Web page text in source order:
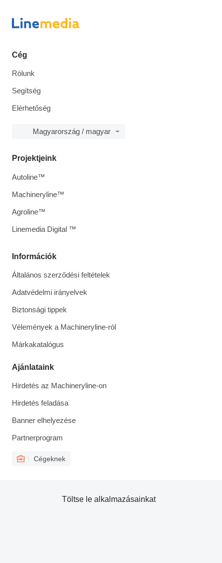
Cég
Rólunk
Segítség
Elérhetőség
Magyarország / magyar
Információk
Általános szerződési feltételek
Adatvédelmi irányelvek
Biztonsági tippek
Vélemények a Machineryline-ról
Márkakatalógus
Ajánlataink
Hirdetés az Machineryline-on
Hirdetés feladása
Banner elhelyezése
Partnerprogram
Cégeknek
Projektjeink
Autoline™
Machineryline™
Agroline™
Linemedia Digital ™
Töltse le alkalmazásainkat